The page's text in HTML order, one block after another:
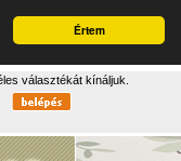
Értem
választékát kínáljuk.